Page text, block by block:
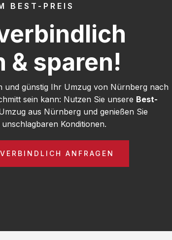
BEST-PREIS
& sparen!
und günstig Ihr Umzug von Nürnberg nach
sein kann: Nutzen Sie unsere Best-
aus Nürnberg und genießen Sie
unschlagbaren Konditionen.
ANFRAGEN